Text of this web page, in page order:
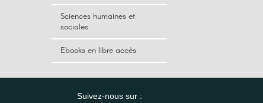
Sciences humaines et
sociales
Ebooks en libre accès
Suivez-nous sur :